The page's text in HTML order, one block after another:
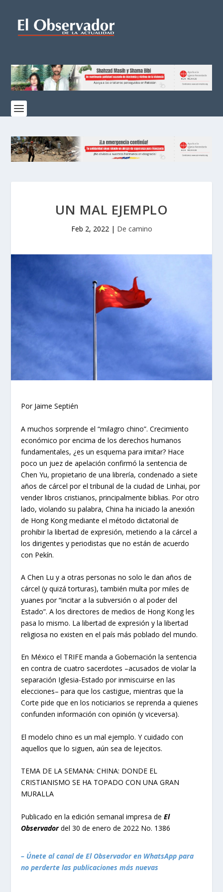
UN MAL EJEMPLO
Feb 2, 2022| De camino
Por Jaime Septién
A muchos sorprende el “milagro chino”. Crecimiento
económico por encima de los derechos humanos
fundamentales, ¿es un esquema para imitar? Hace
poco un juez de apelación confirmó la sentencia de
Chen Yu, propietario de una librería, condenado a siete
años de cárcel por el tribunal de la ciudad de Linhai, por
vender libros cristianos, principalmente biblias. Por otro
lado, violando su palabra, China ha iniciado la anexión
de Hong Kong mediante el método dictatorial de
prohibir la libertad de expresión, metiendo a la cárcel a
los dirigentes y periodistas que no están de acuerdo
con Pekín.
A Chen Lu y a otras personas no solo le dan años de
cárcel (y quizá torturas), también multa por miles de
yuanes por “incitar a la subversión o al poder del
Estado”. A los directores de medios de Hong Kong les
pasa lo mismo. La libertad de expresión y la libertad
religiosa no existen en el país más poblado del mundo.
En México el TRIFE manda a Gobernación la sentencia
en contra de cuatro sacerdotes –acusados de violar la
separación Iglesia-Estado por inmiscuirse en las
elecciones– para que los castigue, mientras que la
Corte pide que en los noticiarios se reprenda a quienes
confunden información con opinión (y viceversa).
El modelo chino es un mal ejemplo. Y cuidado con
aquellos que lo siguen, aún sea de lejecitos.
TEMA DE LA SEMANA: CHINA: DONDE EL
CRISTIANISMO SE HA TOPADO CON UNA GRAN
MURALLA
Publicado en la edición semanal impresa deEl
Observadordel 30 de enero de 2022 No. 1386
– Únete al canal de El Observador en WhatsApp para
no perderte las publicaciones más nuevas